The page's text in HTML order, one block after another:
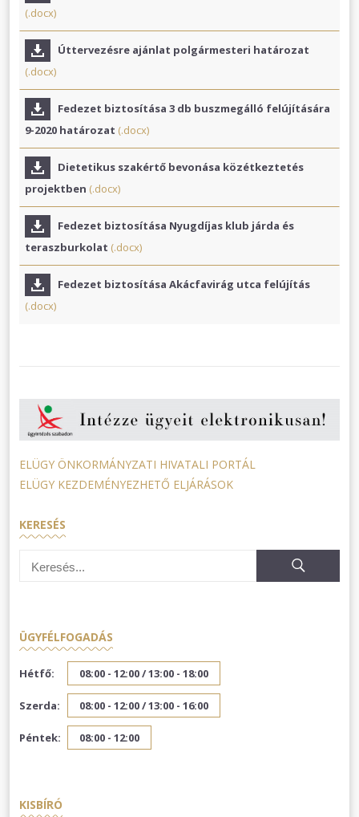
(.docx)
Úttervezésre ajánlat polgármesteri határozat
(.docx)
Fedezet biztosítása 3 db buszmegálló felújítására
9-2020 határozat (.docx)
Dietetikus szakértő bevonása közétkeztetés
projektben (.docx)
Fedezet biztosítása Nyugdíjas klub járda és
teraszburkolat (.docx)
Fedezet biztosítása Akácfavirág utca felújítás
(.docx)
ELÜGY ÖNKORMÁNYZATI HIVATALI PORTÁL
ELÜGY KEZDEMÉNYEZHETŐ ELJÁRÁSOK
KERESÉS
ÜGYFÉLFOGADÁS
Hétfő: 08:00 - 12:00 /13:00 - 18:00
Szerda: 08:00 - 12:00 /13:00 - 16:00
Péntek: 08:00 - 12:00
KISBÍRÓ